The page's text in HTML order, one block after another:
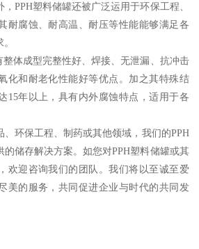
PPH塑料储罐还被广泛运用于环保工程、
耐腐蚀、耐高温、耐压等性能能够满足各
整体成型完整性好、焊接、无泄漏、抗冲击
化和耐老化性能好等优点。加之其特殊结
15年以上，具有内外腐蚀特点，适用于各
环保工程、制药或其他领域，我们的PPH
的储存解决方案。如您对PPH塑料储罐或其
欢迎咨询我们的团队。我们将以至诚至爱
美的服务，共同促进企业与时代的共同发